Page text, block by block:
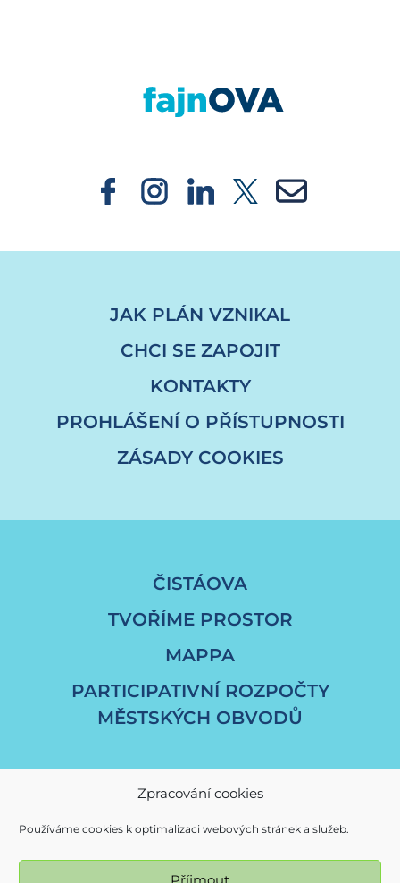
Zpracování cookies
Používáme cookies k optimalizaci webových stránek a služeb.
Příjmout
JAK PLÁN VZNIKAL
CHCI SE ZAPOJIT
KONTAKTY
PROHLÁŠENÍ O PŘÍSTUPNOSTI
ZÁSADY COOKIES
ČISTÁOVA
TVOŘÍME PROSTOR
MAPPA
PARTICIPATIVNÍ ROZPOČTY
MĚSTSKÝCH OBVODŮ